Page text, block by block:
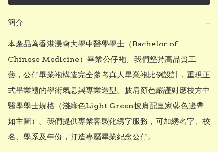
簡介 −
本產品為香港浸會大學中醫學學士（Bachelor of
Chinese Medicine）畢業公仔袍。我們堅持高品質工
藝，公仔畢業袍構造完全參考真人畢業袍比例設計，重現正
式畢業禮的學術氣息與專業造型。披肩顏色嚴謹對應校方中
醫學學士規格（淺綠色Light Green披肩配皇家藍色邊帶
如主圖）。我們提供專業客製化綉字服務，可加綉名字、校
名、學系及年份，打造專屬畢業紀念公仔。